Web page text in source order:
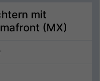
mit
(MX)